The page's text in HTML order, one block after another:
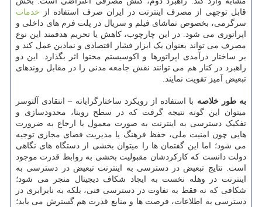
قابل توجهی از مصرف اینترنت در ایران صرف استفاده از خدمات
سرگرمی، بخصوص تماشای فیلم و سریال در پلت فرم های داخلی و
اپراتوری می شود. در این چارچوب، کاهش یا تحریم هدفمند این نوع
مصرف می تواند بعنوان یک ابزار فشار اقتصادی و نمادین عمل کند و
بر ساختار درآمدی اپراتورها و اکوسیستم محتوا اثر بگذارد. این دو
راهبرد در کنار هم می توانند نقش جامعه مدنی را در مقابل روندهای
تبعیض آمیز تقویت نمایند.
به طور خلاصه با استفاده از رویکرد ساختارگرایانه – انتقادی آلتوسر
میتوان این گونه نتیجه گرفت که در سطح روبنا، محدودسازی و
تفکیک دسترسی به اینترنت به صورت معمول با ارجاع به ضرورت
هایی چون امنیت ملی، حفظ فرهنگ یا مدیریت فضای مجازی توجیه
می شود؛ اما این گفتمان ها را میتوان بخشی از دستگاه های نگاهی
دولت دانست که کارکردشان مقبولیت بخشی به روابط قدرت موجود
است. نتایج تبعیض در دسترسی به اینترنت تبعیض در دسترسی به
اینترنت در وهله نخست به ایجاد شکاف دیجیتال منجر می شود؛
شکافی که نه فقط به تفاوت در دسترسی فنی، بلکه به نابرابری در
دسترسی به اطلاعات، فرصت ها و منابع قدرت هم گسترش می یابد؛